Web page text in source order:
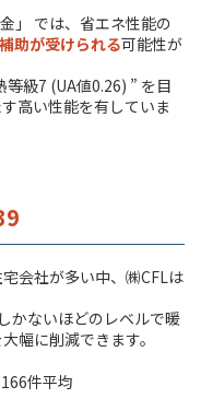
」 では、省エネ性能の
助が受けられる可能性が
級7 (UA値0.26) ” を目
高い性能を有していま
会社が多い中、㈱CFLは
かないほどのレベルで暖
幅に削減できます。
件平均